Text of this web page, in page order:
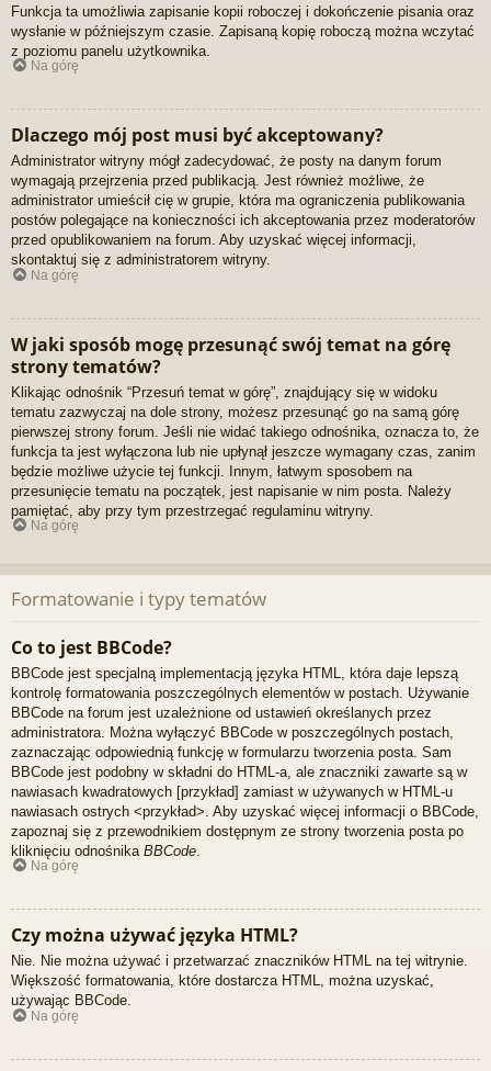
Funkcja ta umożliwia zapisanie kopii roboczej i dokończenie pisania oraz
wysłanie w późniejszym czasie. Zapisaną kopię roboczą można wczytać
z poziomu panelu użytkownika.
Na górę
Dlaczego mój post musi być akceptowany?
Administrator witryny mógł zadecydować, że posty na danym forum
wymagają przejrzenia przed publikacją. Jest również możliwe, że
administrator umieścił cię w grupie, która ma ograniczenia publikowania
postów polegające na konieczności ich akceptowania przez moderatorów
przed opublikowaniem na forum. Aby uzyskać więcej informacji,
skontaktuj się z administratorem witryny.
Na górę
W jaki sposób mogę przesunąć swój temat na górę
strony tematów?
Klikając odnośnik “Przesuń temat w górę”, znajdujący się w widoku
tematu zazwyczaj na dole strony, możesz przesunąć go na samą górę
pierwszej strony forum. Jeśli nie widać takiego odnośnika, oznacza to, że
funkcja ta jest wyłączona lub nie upłynął jeszcze wymagany czas, zanim
będzie możliwe użycie tej funkcji. Innym, łatwym sposobem na
przesunięcie tematu na początek, jest napisanie w nim posta. Należy
pamiętać, aby przy tym przestrzegać regulaminu witryny.
Na górę
Formatowanie i typy tematów
Co to jest BBCode?
BBCode jest specjalną implementacją języka HTML, która daje lepszą
kontrolę formatowania poszczególnych elementów w postach. Używanie
BBCode na forum jest uzależnione od ustawień określanych przez
administratora. Można wyłączyć BBCode w poszczególnych postach,
zaznaczając odpowiednią funkcję w formularzu tworzenia posta. Sam
BBCode jest podobny w składni do HTML-a, ale znaczniki zawarte są w
nawiasach kwadratowych [przykład] zamiast w używanych w HTML-u
nawiasach ostrych <przykład>. Aby uzyskać więcej informacji o BBCode,
zapoznaj się z przewodnikiem dostępnym ze strony tworzenia posta po
kliknięciu odnośnika BBCode
Na górę
Czy można używać języka HTML?
Nie. Nie można używać i przetwarzać znaczników HTML na tej witrynie.
Większość formatowania, które dostarcza HTML, można uzyskać,
używając BBCode.
Na górę